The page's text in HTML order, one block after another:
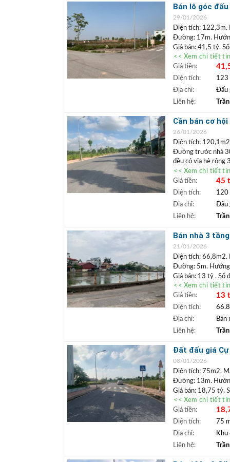
Lâm.
+ Bất động
ngân hàng lãi
Bán lô góc
doanh tiềm
29/01/2026
Diện tích: 122,3m.
Đường: 17m.
Giá bán: 41,5 tỷ.
Vị trí: Lôđất góc
doanh. Diện tích
Long Biên đang
tiện kinh doanh.
+++ Liên hệ xem
Lâm.
+ Bất động
ngân hàng lãi
<< Xem chi tiết
Giá tiền:
Diện tích:
123
Địa chỉ:
Đấu
Liên hệ:
Cần bán cơ
đường 30m
26/01/2026
Diện tích:
Đường trước nhà
đều có vỉa hè rộng
Giá bán: 45 tỷ. Sổ
Vị trí: Lô đất thuộc
lượng rất hạn chế.
tầng, có hầm, khai
hoàn thành.
+++ Liên hệ xem
+TRẦN
Lâm.
+ Bất động
ngân hàng lãi
<< Xem chi tiết
Giá tiền:
45
Diện tích:
120
Địa chỉ:
Đấu
Liên hệ:
Bán nhà 3
vào nhà, giá
21/01/2026
Diện tích: 66,8m2.
Đường: 5m.
Giá bán: 13 tỷ . Sổ
Vị trí:Bán nhà Cự
Rất phù hợp mua
quanh dân cư đã ổn
+++ Liên hệ xem
+TRẦN
+ Bất động
ngân hàng lãi
<< Xem chi tiết
Giá tiền:
13
Diện tích:
Địa chỉ:
Bán
Liên hệ:
Đất đấu giá
làm văn phòng
08/01/2026
Diện tích: 75m2.
Đường: 13m.
Giá bán: 18,75 tỷ.
Vị trí:Khu đấu giá
lâu dài. Đất gần hồ
đại lộ ven Sông
mại Aeonmall. Đất
Bắc.
<< Xem chi tiết
Giá tiền:
Diện tích:
75
Địa chỉ:
Khu
Liên hệ: